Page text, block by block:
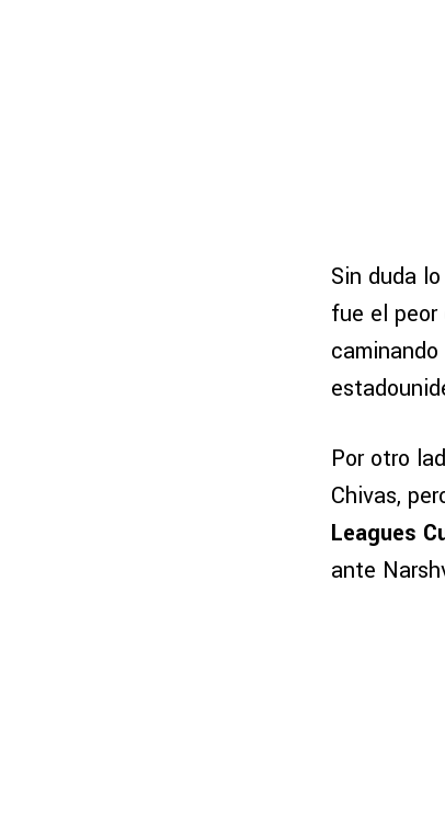
Sin duda
fue el peor
Por otro
Chivas,
Leagues
ante